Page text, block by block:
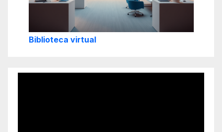
Biblioteca virtual